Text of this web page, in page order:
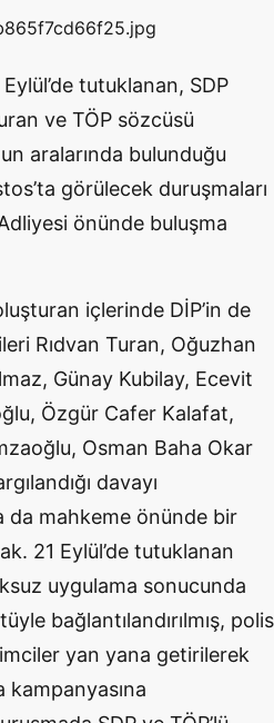
tutuklanan, SDP
ve TÖP sözcüsü
aralarında bulunduğu
görülecek duruşmaları
önünde buluşma
içlerinde DİP’in de
Rıdvan Turan, Oğuzhan
Günay Kubilay, Ecevit
Özgür Cafer Kalafat,
Osman Baha Okar
davayı
da mahkeme önünde bir
21 Eylül’de tutuklanan
uygulama sonucunda
bağlantılandırılmış, polis
yan yana getirilerek